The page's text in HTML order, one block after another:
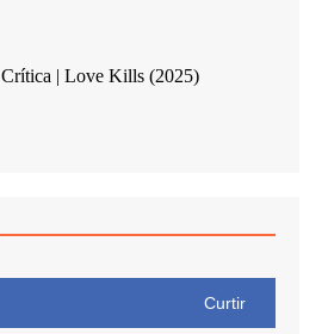
Crítica | Love Kills (2025)
Curtir